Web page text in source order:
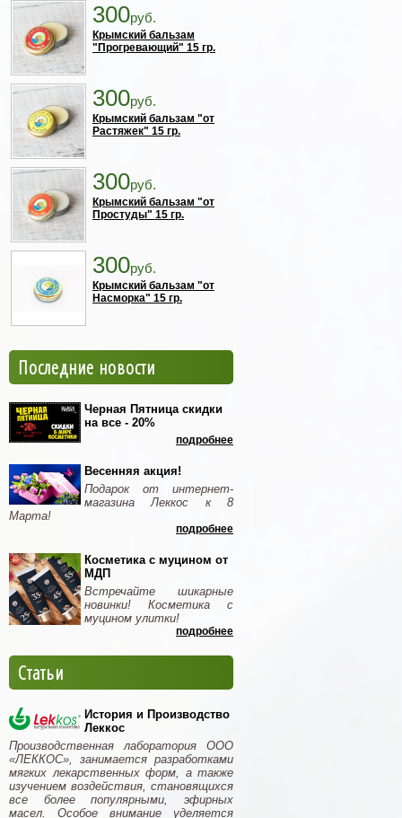
300руб.
Крымский бальзам
"Прогревающий" 15 гр.
300руб.
Крымский бальзам "от
Растяжек" 15 гр.
300руб.
Крымский бальзам "от
Простуды" 15 гр.
300руб.
Крымский бальзам "от
Насморка" 15 гр.
Последние новости
Черная Пятница скидки
на все - 20%
подробнее
Весенняя акция!
Подарок от интернет-
магазина Леккос к 8
Марта!
подробнее
Косметика с муцином от
МДП
Встречайте шикарные
новинки! Косметика с
муцином улитки!
подробнее
Статьи
История и Производство
Леккос
Производственная лаборатория ООО
«ЛЕККОС», занимается разработками
мягких лекарственных форм, а также
изучением воздействия, становящихся
все более популярными, эфирных
масел. Особое внимание уделяется